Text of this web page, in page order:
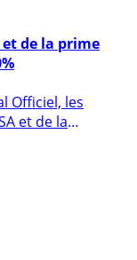
de la prime
Officiel, les
et de la